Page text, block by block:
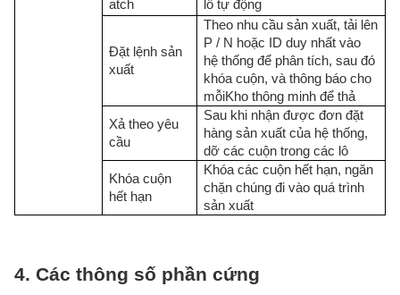
atch lô tự động
Đặt lệnh sản
xuất
Theo nhu cầu sản xuất, tải lên
P / N hoặc ID duy nhất vào
hệ thống để phân tích, sau đó
khóa cuộn, và thông báo cho
mỗiKho thông minh để thả
Xả theo yêu
cầu
Sau khi nhận được đơn đặt
hàng sản xuất của hệ thống,
dỡ các cuộn trong các lô
Khóa cuộn
hết hạn
Khóa các cuộn hết hạn, ngăn
chặn chúng đi vào quá trình
sản xuất
4. Các thông số phần cứng